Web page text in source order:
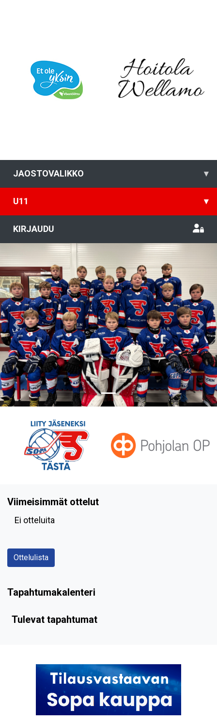
JAOSTOVALIKKO ▾
U11 ▾
KIRJAUDU
Previous
Viimeisimmät ottelut
Ei otteluita
Ottelulista
Tapahtumakalenteri
Tulevat tapahtumat